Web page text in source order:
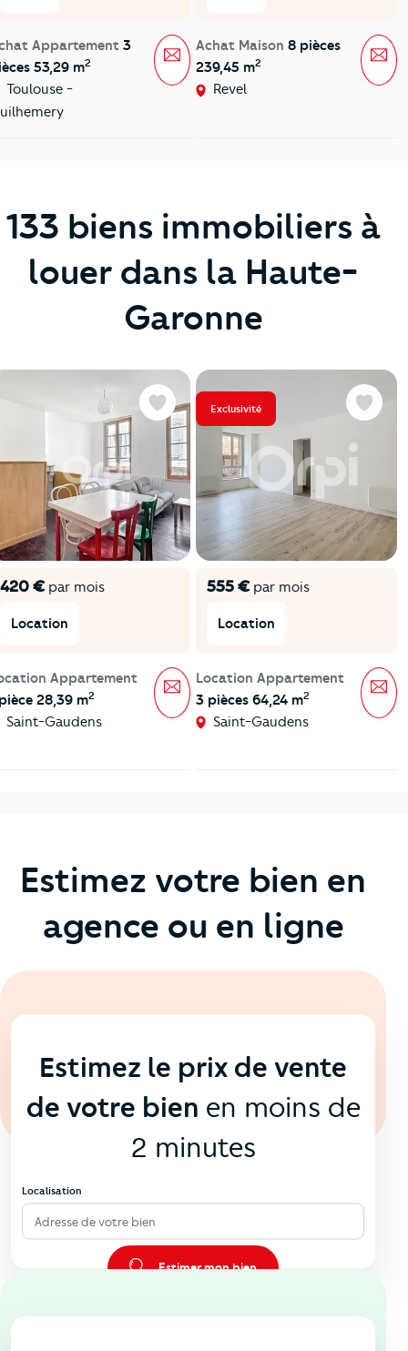
Appartement 3
53,29 m2
Toulouse -
Message
Achat Maison 8 pièces
239,45 m2
Revel
133 biens immobiliers à
louer dans la Haute-
Garonne
420 €par mois
Location
Appartement
28,39 m2
Saint-Gaudens
Favoris
Message
Exclusivité
555 €par mois
Location
Location Appartement
3 pièces 64,24 m2
Saint-Gaudens
Favoris
Estimez votre bien en
agence ou en ligne
Estimez le prix de vente
de votre bien en moins de
2 minutes
Localisation
Adresse de votre bien
Estimer mon bien
En agence